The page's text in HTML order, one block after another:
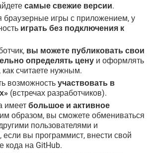
самые свежие версии.
браузерные игры с приложением, у
играть без подключения к
вы можете публиковать свои
определять цену и оформлять
считаете нужным.
возможность участвовать в
(встречах разработчиков).
имеет большое и активное
образом, вы сможете обмениваться
пользователями и
если вы программист, внести свой
кода на GitHub.